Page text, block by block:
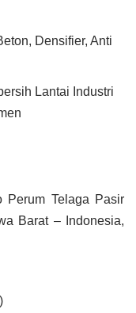
Densifier, Anti
Lantai Industri
Perum Telaga Pasir
Barat – Indonesia,